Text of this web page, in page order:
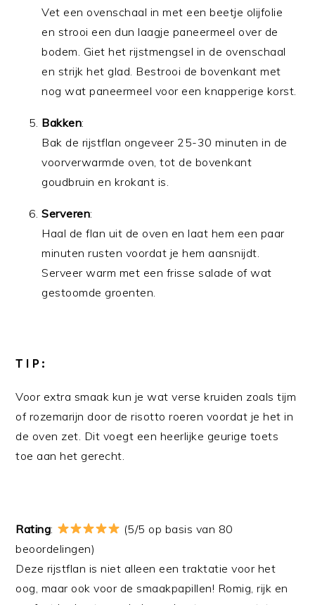
Vet een ovenschaal in met een beetje olijfolie
en strooi een dun laagje paneermeel over de
bodem. Giet het rijstmengsel in de ovenschaal
en strijk het glad. Bestrooi de bovenkant met
nog wat paneermeel voor een knapperige korst.
Bakken:
Bak de rijstflan ongeveer 25-30 minuten in de
voorverwarmde oven, tot de bovenkant
goudbruin en krokant is.
Serveren:
Haal de flan uit de oven en laat hem een paar
minuten rusten voordat je hem aansnijdt.
Serveer warm met een frisse salade of wat
gestoomde groenten.
TIP:
Voor extra smaak kun je wat verse kruiden zoals tijm
of rozemarijn door de risotto roeren voordat je het in
de oven zet. Dit voegt een heerlijke geurige toets
toe aan het gerecht.
Rating:
(5/5 op basis van 80
beoordelingen)
Deze rijstflan is niet alleen een traktatie voor het
oog, maar ook voor de smaakpapillen! Romig, rijk en